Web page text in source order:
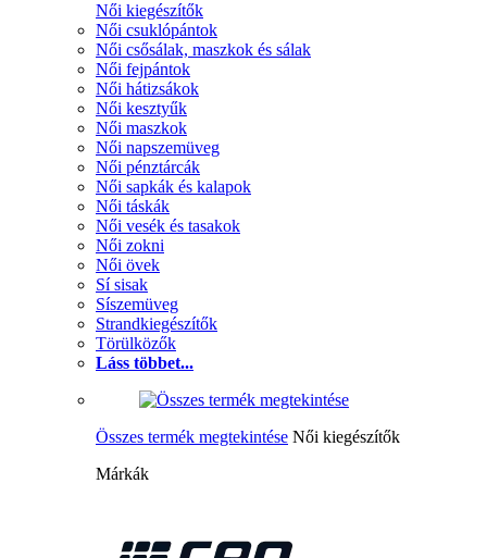
Női kiegészítők
Női csuklópántok
Női csősálak, maszkok és sálak
Női fejpántok
Női hátizsákok
Női kesztyűk
Női maszkok
Női napszemüveg
Női pénztárcák
Női sapkák és kalapok
Női táskák
Női vesék és tasakok
Női zokni
Női övek
Sí sisak
Síszemüveg
Strandkiegészítők
Törülközők
Láss többet...
Összes termék megtekintése Női kiegészítők
Márkák